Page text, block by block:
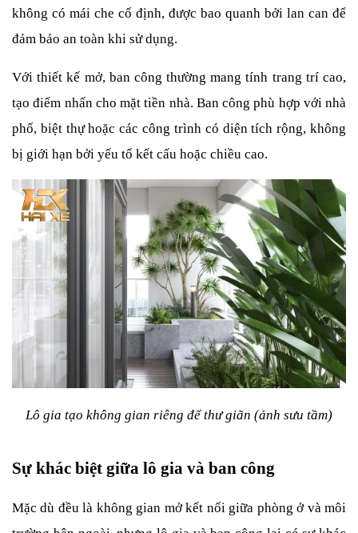
không có mái che cố định, được bao quanh bởi lan can để
đảm bảo an toàn khi sử dụng.
Với thiết kế mở, ban công thường mang tính trang trí cao,
tạo điểm nhấn cho mặt tiền nhà. Ban công phù hợp với nhà
phố, biệt thự hoặc các công trình có diện tích rộng, không
bị giới hạn bởi yếu tố kết cấu hoặc chiều cao.
Lô gia tạo không gian riêng để thư giãn (ảnh sưu tầm)
Sự khác biệt giữa lô gia và ban công
Mặc dù đều là không gian mở kết nối giữa phòng ở và môi